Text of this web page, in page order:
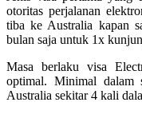
otoritas perjalanan
tiba ke Australia kapan
bulan saja untuk 1x
Masa berlaku visa
optimal. Minimal dalam
Australia sekitar 4 kali